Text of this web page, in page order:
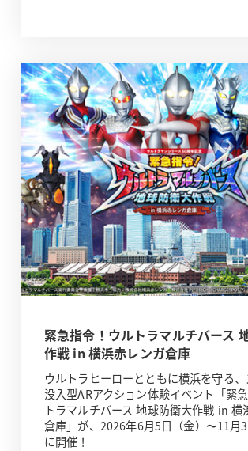
緊急指令！ウルトラマルチバース
作戦 in 横浜赤レンガ倉庫
ウルトラヒーローとともに横浜を守る
没入型ARアクション体験イベント「緊
トラマルチバース 地球防衛大作戦 in 横
倉庫」が、2026年6月5日（金）〜11月
に開催！